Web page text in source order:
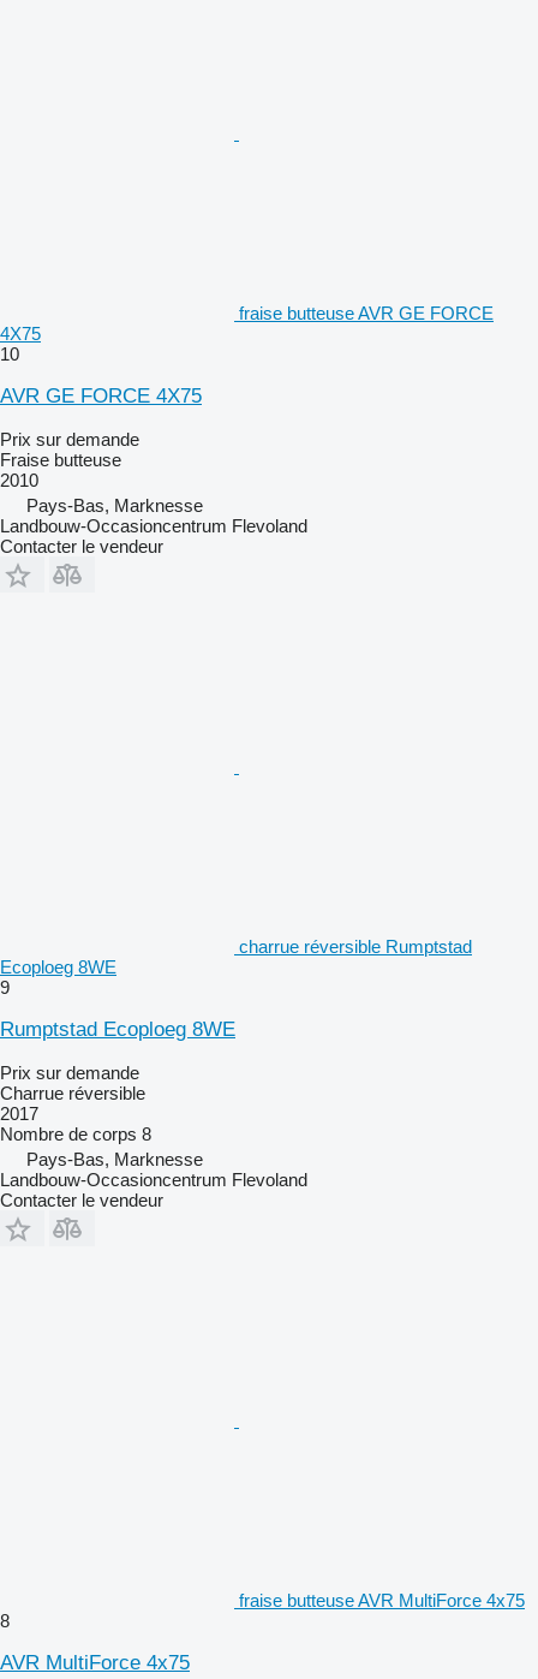
fraise butteuse AVR GE FORCE
4X75
10
AVR GE FORCE 4X75
Prix sur demande
Fraise butteuse
2010
Pays-Bas, Marknesse
Landbouw-Occasioncentrum Flevoland
Contacter le vendeur
charrue réversible Rumptstad
Ecoploeg 8WE
9
Rumptstad Ecoploeg 8WE
Prix sur demande
Charrue réversible
2017
Nombre de corps 8
Pays-Bas, Marknesse
Landbouw-Occasioncentrum Flevoland
Contacter le vendeur
fraise butteuse AVR MultiForce 4x75
8
AVR MultiForce 4x75